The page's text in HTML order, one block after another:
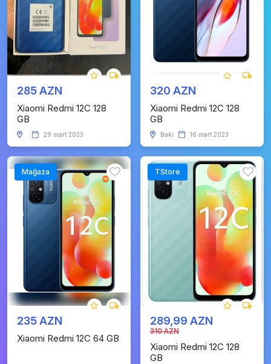
285 AZN
Xiaomi Redmi 12C 128
GB
29 mart 2023
320 AZN
Xiaomi Redmi 12C 128
GB
Bakı 16 mart 2023
Mağaza
235 AZN
Xiaomi Redmi 12C 64 GB
TStore
289,99 AZN
310 AZN
Xiaomi Redmi 12C 128
GB